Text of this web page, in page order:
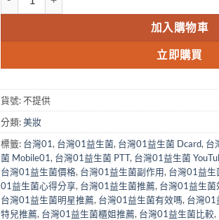
加入購物車
立即購買
貨號:不提供
分類:美妝
標籤: 台灣01, 台灣01益生菌, 台灣01益生菌 Dcard, 台
菌 Mobile01, 台灣01益生菌 PTT, 台灣01益生菌
台灣01益生菌價格, 台灣01益生菌副作用, 台灣01益生
01益生菌心得分享, 台灣01益生菌推薦, 台灣01益生菌
台灣01益生菌明星推薦, 台灣01益生菌有效嗎, 台灣01
特兒推薦, 台灣01益生菌櫃姐推薦, 台灣01益生菌比較,